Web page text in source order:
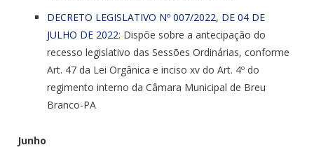
DECRETO LEGISLATIVO Nº 007/2022, DE 04 DE
JULHO DE 2022: Dispõe sobre a antecipação do
recesso legislativo das Sessões Ordinárias, conforme
Art. 47 da Lei Orgânica e inciso xv do Art. 4º do
regimento interno da Câmara Municipal de Breu
Branco-PA
Junho